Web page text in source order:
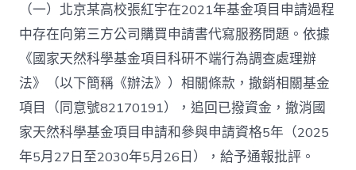
汽
車
材
料
研
不
端
行
為
和
（一）北京某高校張紅宇在2021年基金項目申請過程
中存在向第三方公司購買申請書代寫服務問題。依據
《國家天然科學基金項目科研不端行為調查處理辦
法》（以下簡稱《辦法》）相關條款，撤銷相關基金
項目（同意號82170191），追回已撥資金，撤消國
家天然科學基金項目申請和參與申請資格5年（2025
年5月27日至2030年5月26日），給予通報批評。